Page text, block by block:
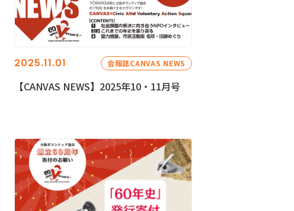
2025.11.01 会報誌CANVAS NEWS
【CANVAS NEWS】2025年10・11月号